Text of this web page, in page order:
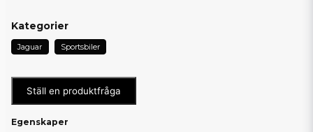
Kategorier
Jaguar Sportsbiler
Ställ en produktfråga
Egenskaper